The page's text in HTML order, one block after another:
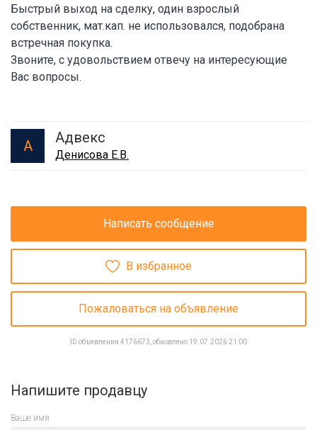
Быстрый выход на сделку, один взрослый
собственник, мат.кап. не использовался, подобрана
встречная покупка.
Звоните, с удовольствием отвечу на интересующие
Вас вопросы.
А Адвекс
Денисова Е.В.
Написать сообщение
В избранное
Пожаловаться на объявление
ID объявления 4176673, обновлено 19.07.2026 21:00
Напишите продавцу
Ваше имя